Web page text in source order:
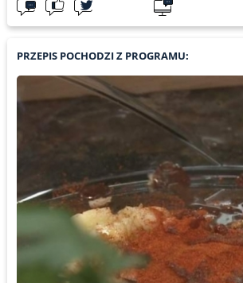
PRZEPIS POCHODZI Z PROGRAMU: